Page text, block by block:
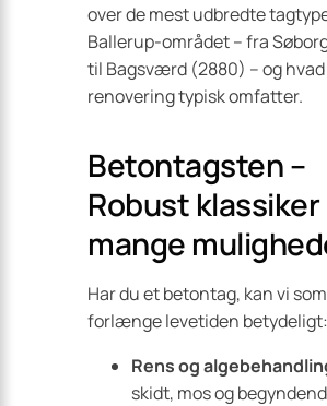
over de mest udbredte
Ballerup-området – fra
til Bagsværd (2880) – og
renovering typisk omfatter.
Betontagsten –
Robust klassiker
mange
Har du et betontag, kan vi
forlænge levetiden betydeligt:
Rens og
skidt, mos og